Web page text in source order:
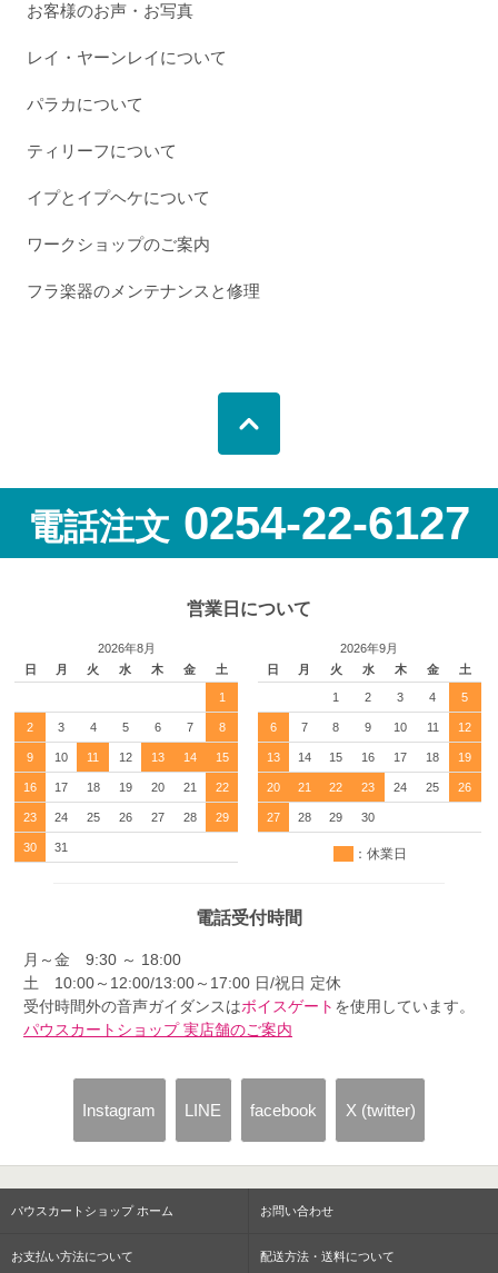
お客様のお声・お写真
レイ・ヤーンレイについて
パラカについて
ティリーフについて
イプとイプヘケについて
ワークショップのご案内
フラ楽器のメンテナンスと修理
電話注文 0254-22-6127
営業日について
2026年8月
日
月 火 水 木 金 土
1
2 3 4 5 6 7 8
9 10 11 12 13 14 15
16 17 18 19 20 21 22
23 24 25 26 27 28 29
30 31
2026年9月
日
月 火 水 木 金 土
1 2 3 4 5
6 7 8 9 10 11 12
13 14 15 16 17 18 19
20 21 22 23 24 25 26
27 28 29 30
：休業日
電話受付時間
月～金 9:30 ～ 18:00
土 10:00～12:00/13:00～17:00 日/祝日 定休
受付時間外の音声ガイダンスはボイスゲート を使用しています。
パウスカートショップ 実店舗のご案内
Instagram LINE facebook X (twitter)
パウスカートショップ ホーム お問い合わせ
お支払い方法について 配送方法・送料について